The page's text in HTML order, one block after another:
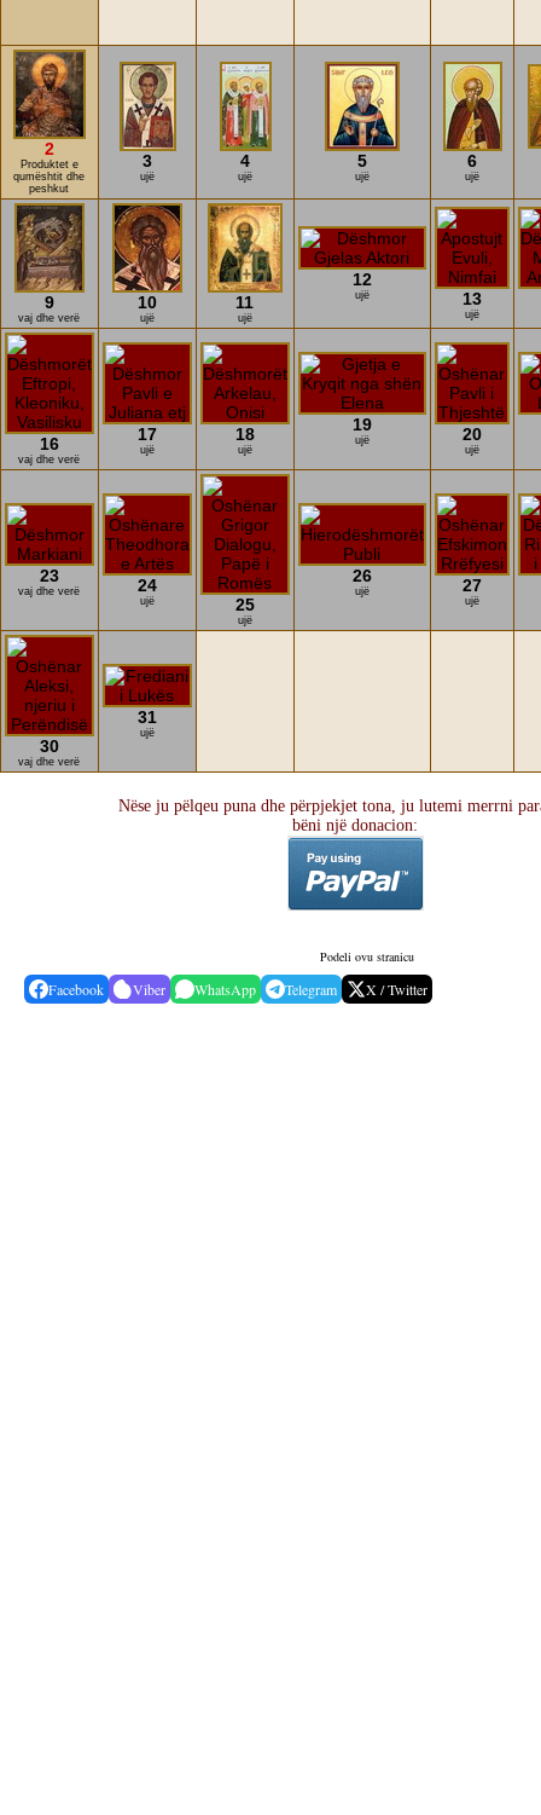
2
Produktet e
qumështit dhe
peshkut
3
ujë
4
ujë
5
ujë
6
ujë
9
vaj dhe verë
10
ujë
11
ujë
12
ujë 13
ujë
16
vaj dhe verë
17
ujë
18
ujë
19
ujë 20
ujë
23
vaj dhe verë 24
ujë 25
ujë
26
ujë 27
ujë
30
vaj dhe verë
31
ujë
Nëse ju pëlqeu puna dhe përpjekjet tona, ju lutemi merrni
bëni një donacion:
Podeli ovu stranicu
Facebook Viber WhatsApp Telegram X / Twitter